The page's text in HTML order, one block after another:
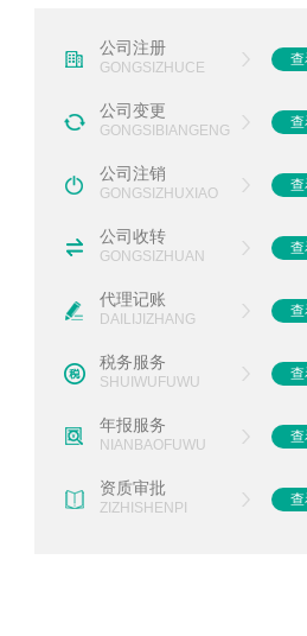
公司注册
GONGSIZHUCE
公司变更
GONGSIBIANGENG
公司注销
GONGSIZHUXIAO
公司收转
GONGSIZHUAN
代理记账
DAILIJIZHANG
税务服务
SHUIWUFUWU
年报服务
NIANBAOFUWU
资质审批
ZIZHISHENPI